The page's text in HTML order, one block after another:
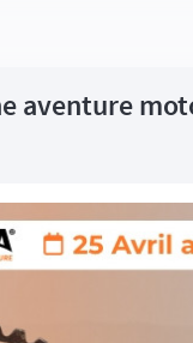
aventure